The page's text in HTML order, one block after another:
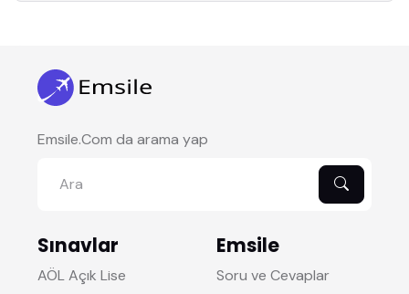
Emsile.Com da arama yap
Sınavlar
AÖL Açık Lise
Emsile
Soru ve Cevaplar